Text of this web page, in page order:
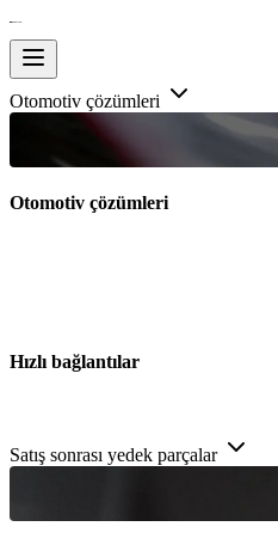
Otomotiv çözümleri
Otomotiv çözümleri
Hızlı bağlantılar
Satış sonrası yedek parçalar